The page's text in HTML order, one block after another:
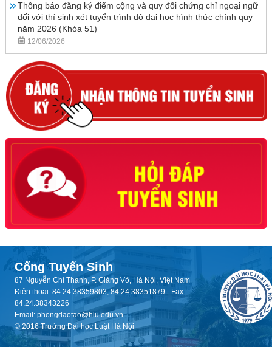
Thông báo đăng ký điểm cộng và quy đổi chứng chỉ ngoại ngữ
đối với thí sinh xét tuyển trình độ đại học hình thức chính quy
năm 2026 (Khóa 51)
12/06/2026
Cổng Tuyển Sinh
87 Nguyễn Chí Thanh, P. Giảng Võ, Hà Nội, Việt Nam
Điện thoại: 84.24.38359803, 84.24.38351879 - Fax:
84.24.38343226
Email: phongdaotao@hlu.edu.vn
© 2016 Trường Đại học Luật Hà Nội